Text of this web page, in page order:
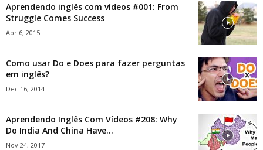
Aprendendo inglês com vídeos #001: From
Struggle Comes Success
Apr 6, 2015
Como usar Do e Does para fazer perguntas
em inglês?
Dec 16, 2014
Aprendendo Inglês Com Vídeos #208: Why
Do India And China Have...
Nov 24, 2017